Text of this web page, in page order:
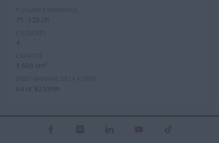
75 -120 ch
4
3 600 cm³
64 or 82 l/min